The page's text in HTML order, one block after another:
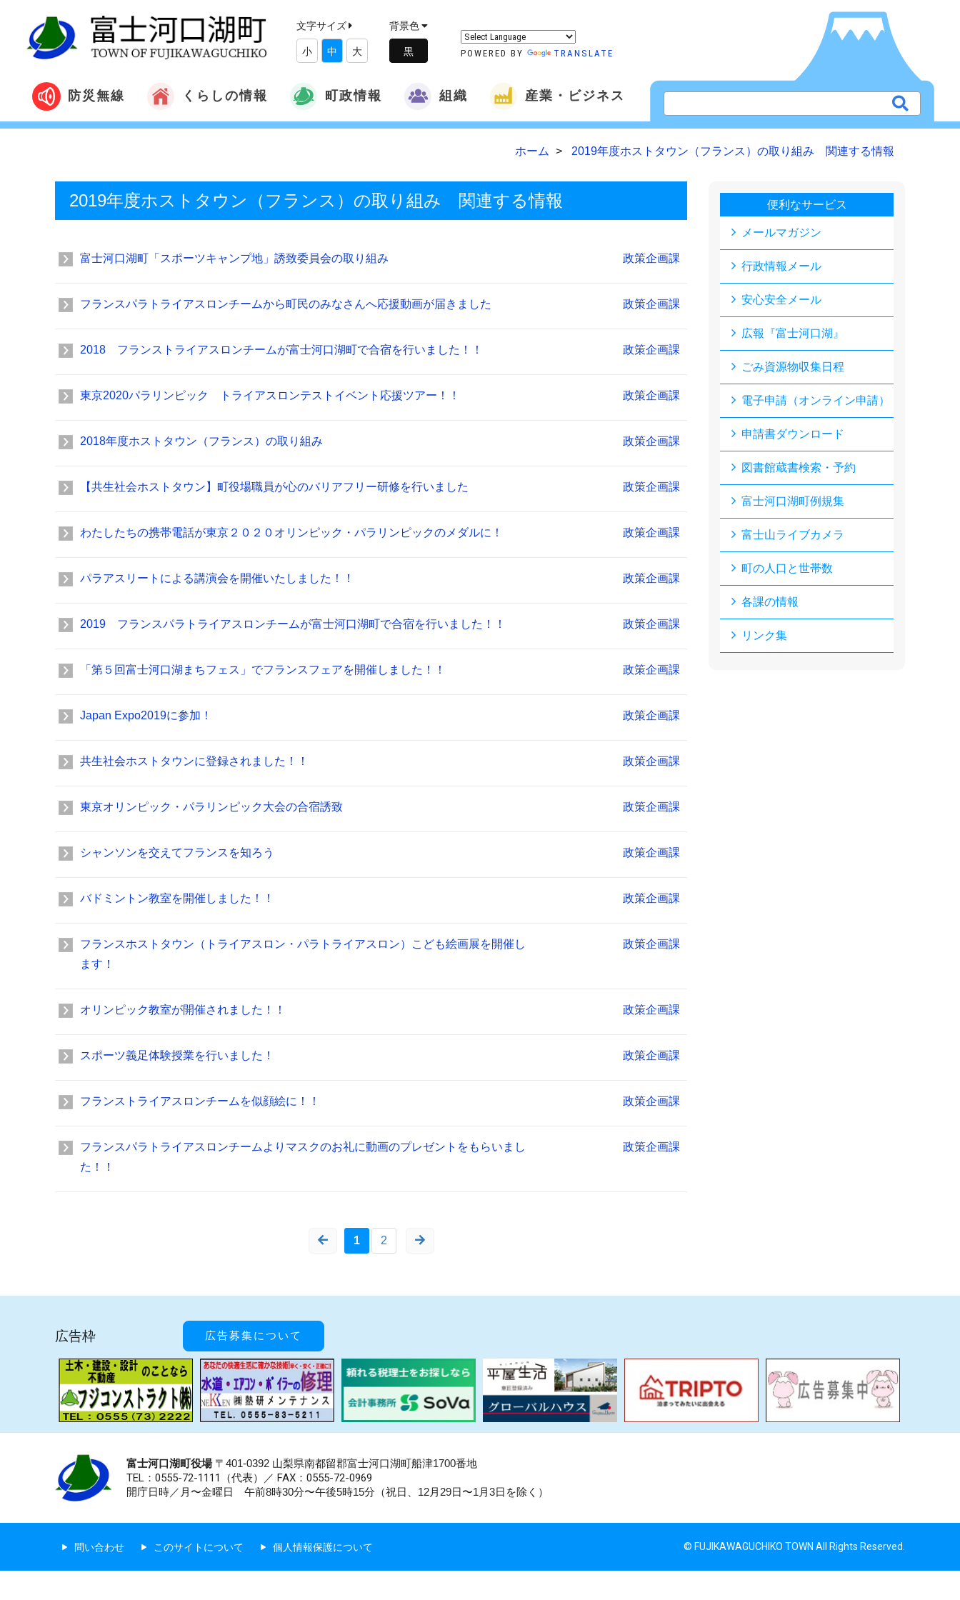
文字サイズ
小 中 大
背景色
POWERED BY TRANSLATE
防災無線 くらしの情報 町政情報 組織 産業・ビジネス
ホーム 2019年度ホストタウン（フランス）の取り組み 関連する情報
2019年度ホストタウン（フランス）の取り組み 関連する情報
富士河口湖町「スポーツキャンプ地」誘致委員会の取り組み 政策企画課
フランスパラトライアスロンチームから町民のみなさんへ応援動画が届きました 政策企画課
2018 フランストライアスロンチームが富士河口湖町で合宿を行いました！！ 政策企画課
東京2020パラリンピック トライアスロンテストイベント応援ツアー！！ 政策企画課
2018年度ホストタウン（フランス）の取り組み 政策企画課
【共生社会ホストタウン】町役場職員が心のバリアフリー研修を行いました 政策企画課
わたしたちの携帯電話が東京２０２０オリンピック・パラリンピックのメダルに！ 政策企画課
パラアスリートによる講演会を開催いたしました！！ 政策企画課
2019 フランスパラトライアスロンチームが富士河口湖町で合宿を行いました！！ 政策企画課
「第５回富士河口湖まちフェス」でフランスフェアを開催しました！！ 政策企画課
Japan Expo2019に参加！ 政策企画課
共生社会ホストタウンに登録されました！！ 政策企画課
東京オリンピック・パラリンピック大会の合宿誘致 政策企画課
シャンソンを交えてフランスを知ろう 政策企画課
バドミントン教室を開催しました！！ 政策企画課
フランスホストタウン（トライアスロン・パラトライアスロン）こども絵画展を開催し
ます！
政策企画課
オリンピック教室が開催されました！！ 政策企画課
スポーツ義足体験授業を行いました！ 政策企画課
フランストライアスロンチームを似顔絵に！！ 政策企画課
フランスパラトライアスロンチームよりマスクのお礼に動画のプレゼントをもらいまし
た！！
政策企画課
1 2
便利なサービス
メールマガジン
行政情報メール
安心安全メール
広報『富士河口湖』
ごみ資源物収集日程
電子申請（オンライン申請）
申請書ダウンロード
図書館蔵書検索・予約
富士河口湖町例規集
富士山ライブカメラ
町の人口と世帯数
各課の情報
リンク集
広告枠 広告募集について
富士河口湖町役場〒401-0392 山梨県南都留郡富士河口湖町船津1700番地
TEL：0555-72-1111 （代表）／ FAX：0555-72-0969
開庁日時／月〜金曜日 午前8時30分〜午後5時15分（祝日、12月29日〜1月3日を除く）
問い合わせ このサイトについて 個人情報保護について © FUJIKAWAGUCHIKO TOWN All Rights Reserved.